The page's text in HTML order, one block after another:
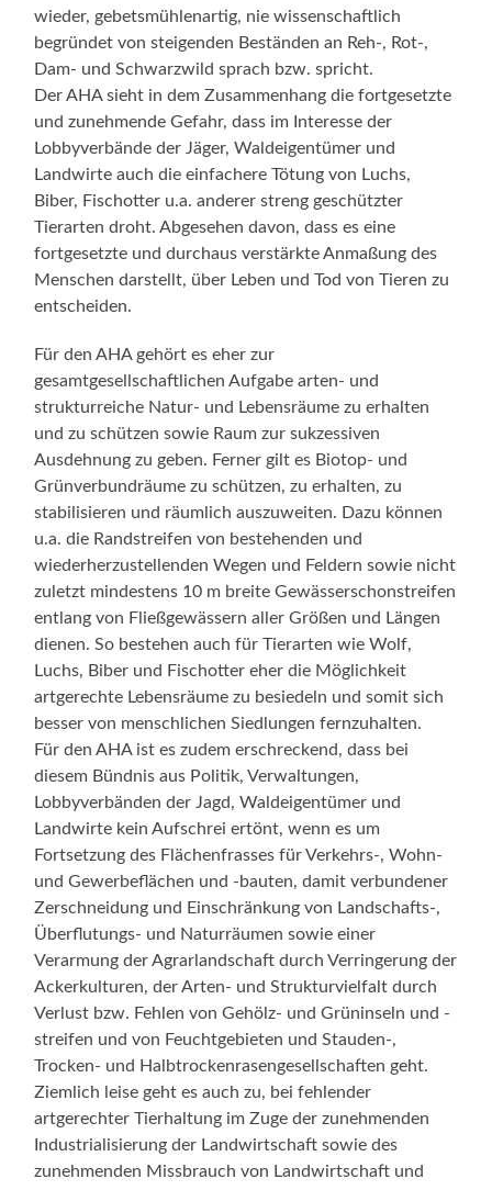
wieder, gebetsmühlenartig, nie wissenschaftlich
begründet von steigenden Beständen an Reh-, Rot-,
Dam- und Schwarzwild sprach bzw. spricht.
Der AHA sieht in dem Zusammenhang die fortgesetzte
und zunehmende Gefahr, dass im Interesse der
Lobbyverbände der Jäger, Waldeigentümer und
Landwirte auch die einfachere Tötung von Luchs,
Biber, Fischotter u.a. anderer streng geschützter
Tierarten droht. Abgesehen davon, dass es eine
fortgesetzte und durchaus verstärkte Anmaßung des
Menschen darstellt, über Leben und Tod von Tieren zu
entscheiden.
Für den AHA gehört es eher zur
gesamtgesellschaftlichen Aufgabe arten- und
strukturreiche Natur- und Lebensräume zu erhalten
und zu schützen sowie Raum zur sukzessiven
Ausdehnung zu geben. Ferner gilt es Biotop- und
Grünverbundräume zu schützen, zu erhalten, zu
stabilisieren und räumlich auszuweiten. Dazu können
u.a. die Randstreifen von bestehenden und
wiederherzustellenden Wegen und Feldern sowie nicht
zuletzt mindestens 10 m breite Gewässerschonstreifen
entlang von Fließgewässern aller Größen und Längen
dienen. So bestehen auch für Tierarten wie Wolf,
Luchs, Biber und Fischotter eher die Möglichkeit
artgerechte Lebensräume zu besiedeln und somit sich
besser von menschlichen Siedlungen fernzuhalten.
Für den AHA ist es zudem erschreckend, dass bei
diesem Bündnis aus Politik, Verwaltungen,
Lobbyverbänden der Jagd, Waldeigentümer und
Landwirte kein Aufschrei ertönt, wenn es um
Fortsetzung des Flächenfrasses für Verkehrs-, Wohn-
und Gewerbeflächen und -bauten, damit verbundener
Zerschneidung und Einschränkung von Landschafts-,
Überflutungs- und Naturräumen sowie einer
Verarmung der Agrarlandschaft durch Verringerung der
Ackerkulturen, der Arten- und Strukturvielfalt durch
Verlust bzw. Fehlen von Gehölz- und Grüninseln und -
streifen und von Feuchtgebieten und Stauden-,
Trocken- und Halbtrockenrasengesellschaften geht.
Ziemlich leise geht es auch zu, bei fehlender
artgerechter Tierhaltung im Zuge der zunehmenden
Industrialisierung der Landwirtschaft sowie des
zunehmenden Missbrauch von Landwirtschaft und